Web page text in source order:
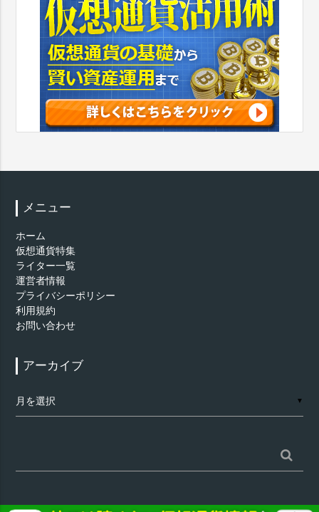
メニュー
ホーム
仮想通貨特集
ライター一覧
運営者情報
プライバシーポリシー
利用規約
お問い合わせ
アーカイブ
ー
▼
索: